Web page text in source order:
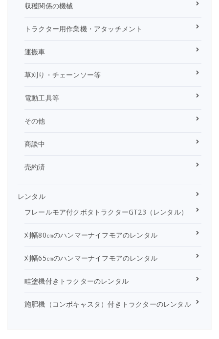
収穫関係の機械
トラクター用作業機・アタッチメント
運搬車
草刈り・チェーンソー等
電動工具等
その他
商談中
売約済
レンタル
フレールモア付クボタトラクターGT23（レンタル）
刈幅80㎝のハンマーナイフモアのレンタル
刈幅65㎝のハンマーナイフモアのレンタル
畦塗機付きトラクターのレンタル
施肥機（コンポキャスタ）付きトラクターのレンタル